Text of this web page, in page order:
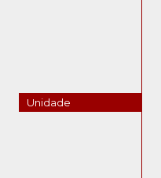
Unidade